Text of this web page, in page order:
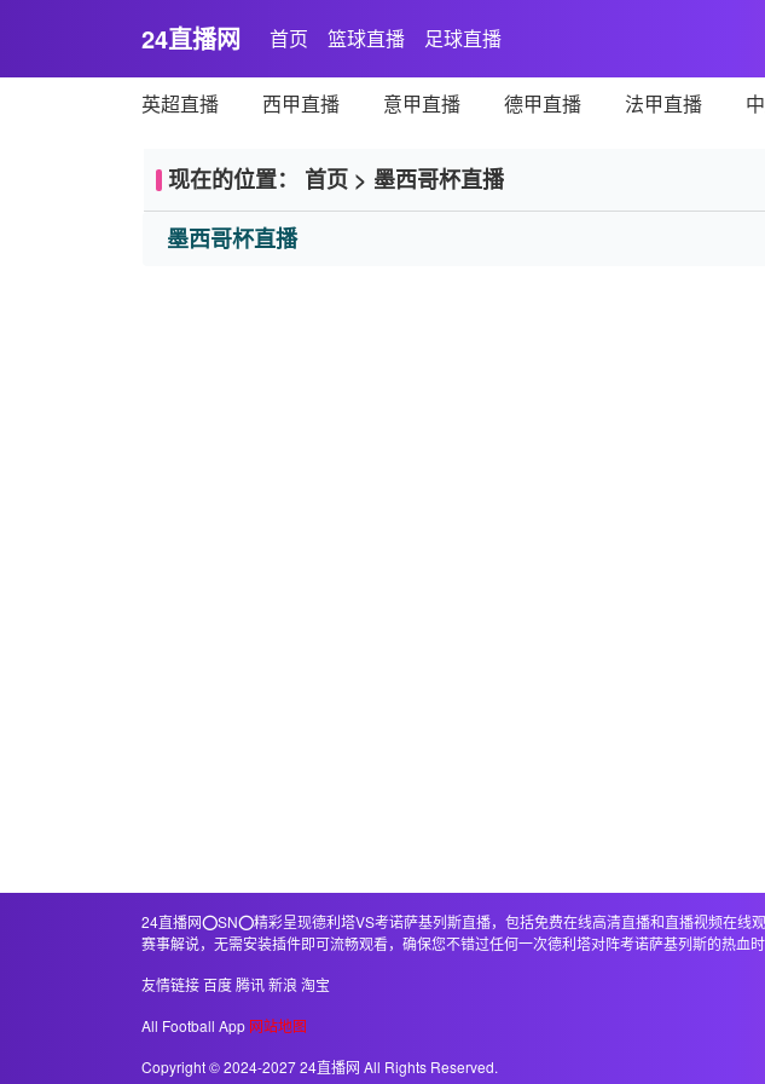
24直播网 首页 篮球直播 足球直播
英超直播 西甲直播 意甲直播 德甲直播 法甲直播
现在的位置： 首页 > 墨西哥杯直播
墨西哥杯直播
24直播网⭕️SN⭕️精彩呈现德利塔VS考诺萨基列斯直播，包括免费在线高清直播和直播视频在
赛事解说，无需安装插件即可流畅观看，确保您不错过任何一次德利塔对阵考诺萨基列斯的热血时
友情链接百度腾讯新浪 淘宝
All Football App 网站地图
Copyright © 2024-2027 24直播网 All Rights Reserved.